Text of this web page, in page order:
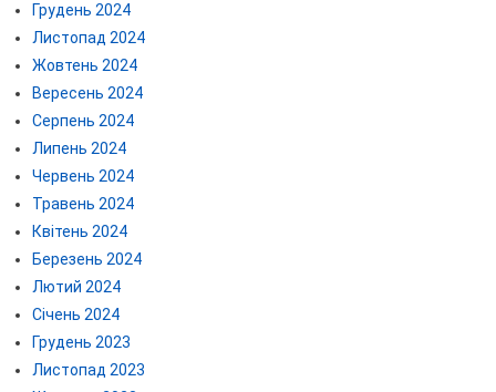
Грудень 2024
Листопад 2024
Жовтень 2024
Вересень 2024
Серпень 2024
Липень 2024
Червень 2024
Травень 2024
Квітень 2024
Березень 2024
Лютий 2024
Січень 2024
Грудень 2023
Листопад 2023